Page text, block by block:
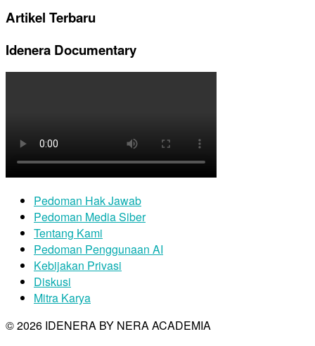
Artikel Terbaru
Idenera Documentary
Pedoman Hak Jawab
Pedoman Media Siber
Tentang Kami
Pedoman Penggunaan AI
Kebijakan Privasi
Diskusi
Mitra Karya
© 2026 IDENERA BY NERA ACADEMIA